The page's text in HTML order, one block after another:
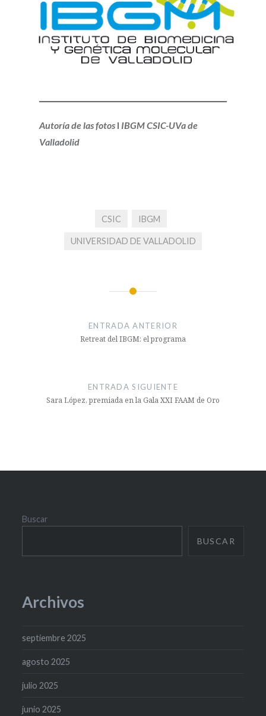
Autoría de las fotos I IBGM CSIC-UVa de
Valladolid
CSIC IBGM
UNIVERSIDAD DE VALLADOLID
ENTRADA ANTERIOR
Retreat del IBGM: el programa
ENTRADA SIGUIENTE
Sara López, premiada en la Gala XXI FAAM de Oro
Buscar
BUSCAR
Archivos
septiembre 2025
agosto 2025
julio 2025
junio 2025